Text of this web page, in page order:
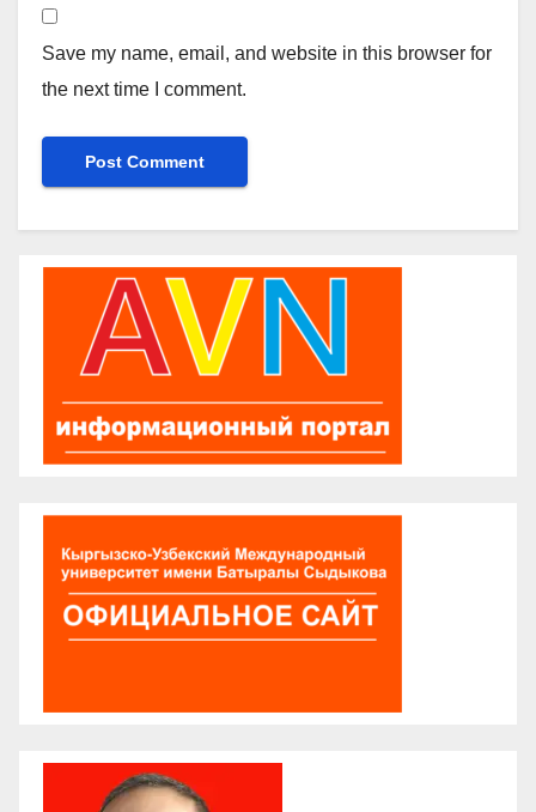
Save my name, email, and website in this browser for
the next time I comment.